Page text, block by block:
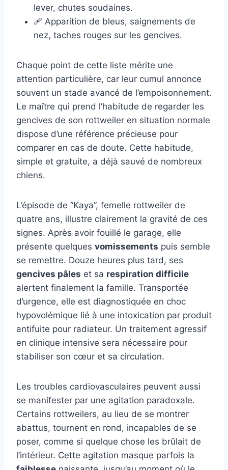
lever, chutes soudaines.
🩹 Apparition de bleus, saignements de
nez, taches rouges sur les gencives.
Chaque point de cette liste mérite une
attention particulière, car leur cumul annonce
souvent un stade avancé de l’empoisonnement.
Le maître qui prend l’habitude de regarder les
gencives de son rottweiler en situation normale
dispose d’une référence précieuse pour
comparer en cas de doute. Cette habitude,
simple et gratuite, a déjà sauvé de nombreux
chiens.
L’épisode de “Kaya”, femelle rottweiler de
quatre ans, illustre clairement la gravité de ces
signes. Après avoir fouillé le garage, elle
présente quelques vomissements puis semble
se remettre. Douze heures plus tard, ses
gencives pâles et sa respiration difficile
alertent finalement la famille. Transportée
d’urgence, elle est diagnostiquée en choc
hypovolémique lié à une intoxication par produit
antifuite pour radiateur. Un traitement agressif
en clinique intensive sera nécessaire pour
stabiliser son cœur et sa circulation.
Les troubles cardiovasculaires peuvent aussi
se manifester par une agitation paradoxale.
Certains rottweilers, au lieu de se montrer
abattus, tournent en rond, incapables de se
poser, comme si quelque chose les brûlait de
l’intérieur. Cette agitation masque parfois la